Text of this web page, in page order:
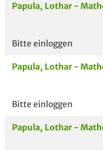
Aktuelle
Unterlagen
Papula, Lothar -
Bitte einloggen
Papula, Lothar -
Bitte einloggen
Papula, Lothar -